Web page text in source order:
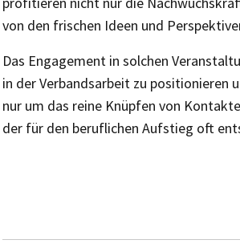
von den frischen Ideen und
Das Engagement in solchen
in der Verbandsarbeit zu positionieren
nur um das reine Knüpfen von
der für den beruflichen Aufstieg oft